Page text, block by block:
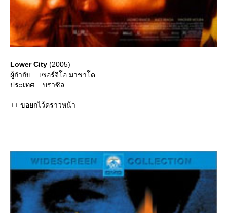
Lower City (2005)
ผู้กำกับ :: เซอร์จิโอ มาชาโด
ประเทศ :: บราซิล
++ ขอยกไว้คราวหน้า